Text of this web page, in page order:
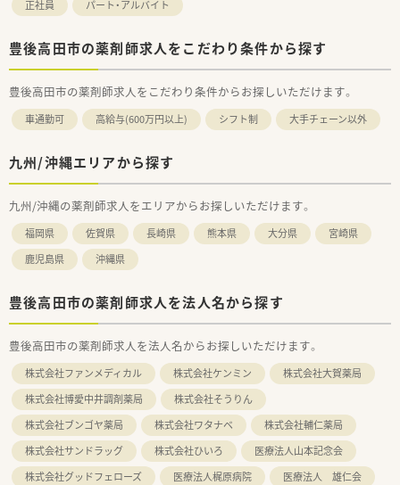
正社員 パート・アルバイト
豊後高田市の薬剤師求人をこだわり条件から探す
豊後高田市の薬剤師求人をこだわり条件からお探しいただけます。
車通勤可 高給与(600万円以上) シフト制 大手チェーン以外
九州/沖縄エリアから探す
九州/沖縄の薬剤師求人をエリアからお探しいただけます。
福岡県 佐賀県 長崎県 熊本県 大分県
宮崎県
鹿児島県
沖縄県
豊後高田市の薬剤師求人を法人名から探す
豊後高田市の薬剤師求人を法人名からお探しいただけます。
株式会社ファンメディカル 株式会社ケンミン
株式会社大賀薬局
株式会社博愛中井調剤薬局
株式会社そうりん
株式会社ブンゴヤ薬局
株式会社ワタナベ
株式会社輔仁薬局
株式会社サンドラッグ
株式会社ひいろ
医療法人山本記念会
株式会社グッドフェローズ
医療法人梶原病院
医療法人 雄仁会